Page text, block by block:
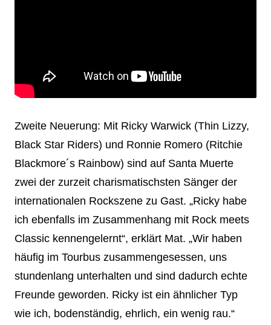
Zweite Neuerung: Mit Ricky Warwick (Thin Lizzy,
Black Star Riders) und Ronnie Romero (Ritchie
Blackmore´s Rainbow) sind auf Santa Muerte
zwei der zurzeit charismatischsten Sänger der
internationalen Rockszene zu Gast. „Ricky habe
ich ebenfalls im Zusammenhang mit Rock meets
Classic kennengelernt“, erklärt Mat. „Wir haben
häufig im Tourbus zusammengesessen, uns
stundenlang unterhalten und sind dadurch echte
Freunde geworden. Ricky ist ein ähnlicher Typ
wie ich, bodenständig, ehrlich, ein wenig rau.“